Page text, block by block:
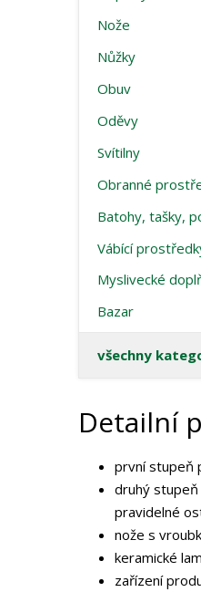
Nože
Nůžky
Obuv
Oděvy
Svítilny
Obranné
Batohy, tašky,
Vábící
Myslivecké
Bazar
všechny
Detailní
první stupeň
druhý
pravidelné
nože s
keramické
zařízení